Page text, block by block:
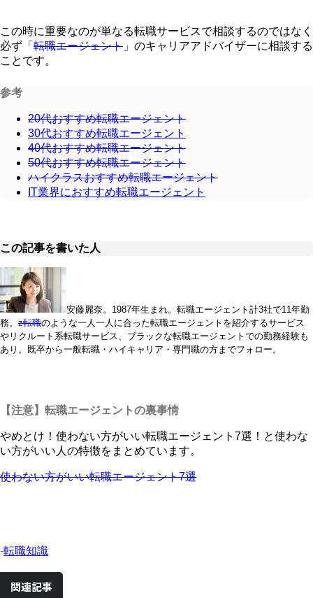
この時に重要なのが単なる転職サービスで相談するのではなく
必ず「 転職エージェント 」のキャリアアドバイザーに相談する
ことです。
参考
20代おすすめ転職エージェント
30代おすすめ転職エージェント
40代おすすめ転職エージェント
50代おすすめ転職エージェント
ハイクラスおすすめ転職エージェント
IT業界におすすめ転職エージェント
この記事を書いた人
安藤麗奈。1987年生まれ。転職エージェント計3社で11年勤
務。 z転職のような一人一人に合った転職エージェントを紹介するサービス
やリクルート系転職サービス、ブラックな転職エージェントでの勤務経験も
あり。既卒から一般転職・ハイキャリア・専門職の方までフォロー。
【注意】転職エージェントの裏事情
やめとけ！使わない方がいい転職エージェント7選！と使わな
い方がいい人の特徴をまとめています。
使わない方がいい転職エージェント7選
-転職知識
関連記事